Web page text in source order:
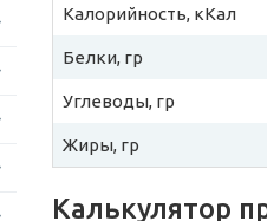
Калорийность, кКал
Белки, гр
Углеводы, гр
Жиры, гр
Калькулятор